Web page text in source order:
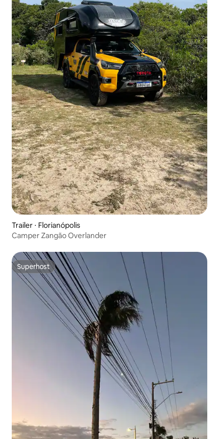
Trailer ⋅ Florianópolis
Camper Zangão Overlander
Superhost
Superhost